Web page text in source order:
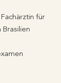
für